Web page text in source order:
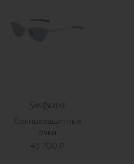
Солнцезащитные
очки
45 700 ₽